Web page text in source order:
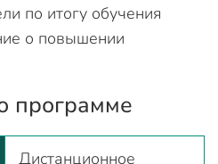
по итогу обучения
о повышении
программе
Дистанционное